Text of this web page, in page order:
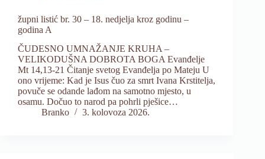
župni listić br. 30 – 18. nedjelja kroz godinu –
godina A
ČUDESNO UMNAŽANJE KRUHA –
VELIKODUŠNA DOBROTA BOGA Evanđelje
Mt 14,13-21 Čitanje svetog Evanđelja po Mateju U
ono vrijeme: Kad je Isus čuo za smrt Ivana Krstitelja,
povuče se odande lađom na samotno mjesto, u
osamu. Dočuo to narod pa pohrli pješice…
Branko
3. kolovoza 2026.